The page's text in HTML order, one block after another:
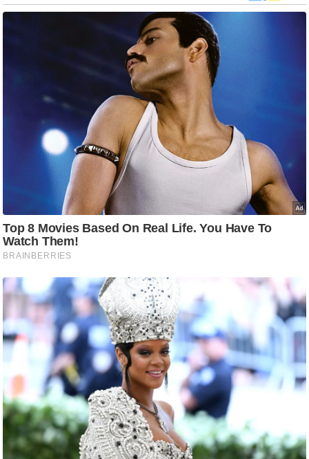
क्षा
s
ला
फ
स्टा
इ
ल
क्नॉ
लॉ
जी
ब्यू
टी